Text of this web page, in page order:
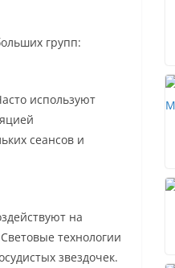
групп:
используют
сеансов и
на
технологии
звездочек.